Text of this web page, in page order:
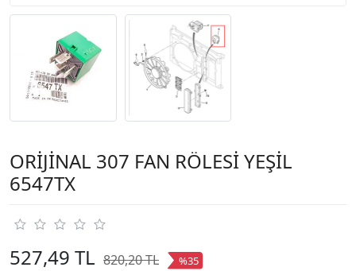
ORİJİNAL 307 FAN RÖLESİ YEŞİL
6547TX
527,49 TL 820,20 TL %35